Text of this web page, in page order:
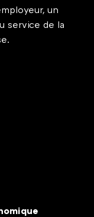
un
service de la